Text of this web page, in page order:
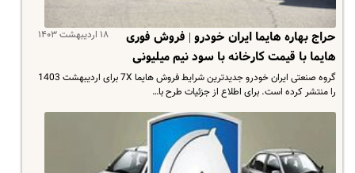
۱۸ اردیبهشت ۱۴۰۳
حراج بهاره هایما ایران خودرو | فروش فوری
هایما با قیمت کارخانه با سود نیم میلیونی
گروه صنعتی ایران خودرو جدیدترین شرایط فروش هایما 7X برای اردیبهشت 1403
را منتشر کرده است. برای اطلاع از جزئیات طرح با…